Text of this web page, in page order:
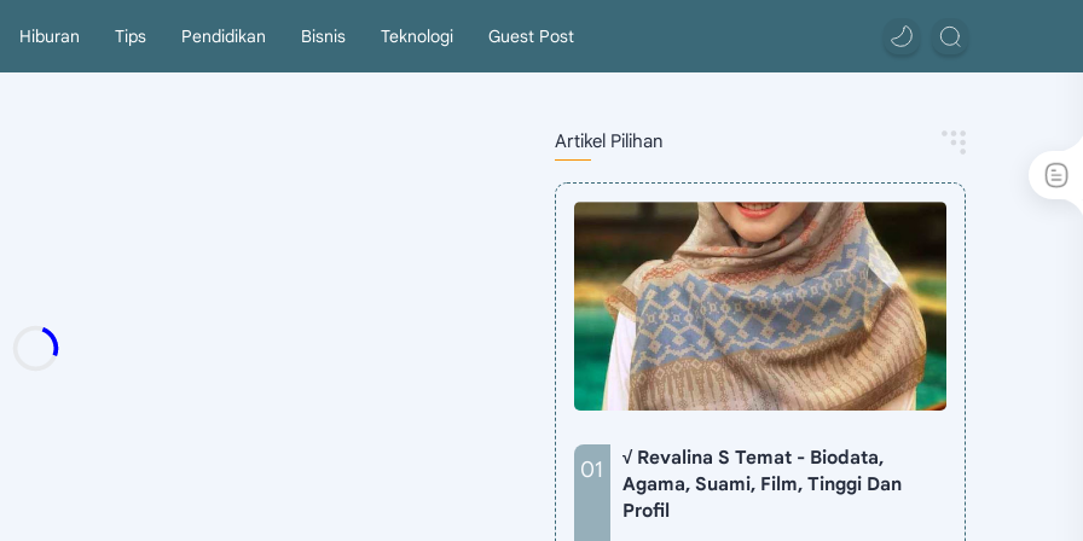
Hiburan Tips Pendidikan Bisnis Teknologi Guest Post
Artikel Pilihan
√ Revalina S Temat - Biodata,
Agama, Suami, Film, Tinggi Dan
Profil